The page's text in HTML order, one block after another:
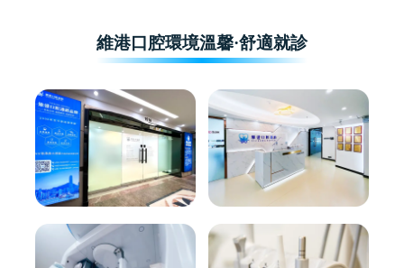
維港口腔環境溫馨·舒適就診